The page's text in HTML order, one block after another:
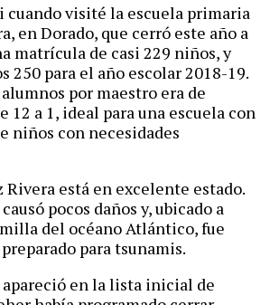
cuando visité la escuela primaria
en Dorado, que cerró este año a
matrícula de casi 229 niños, y
250 para el año escolar 2018-19.
por maestro era de
12 a 1, ideal para una escuela con
niños con necesidades
Rivera está en excelente estado.
pocos daños y, ubicado a
del océano Atlántico, fue
para tsunamis.
en la lista inicial de